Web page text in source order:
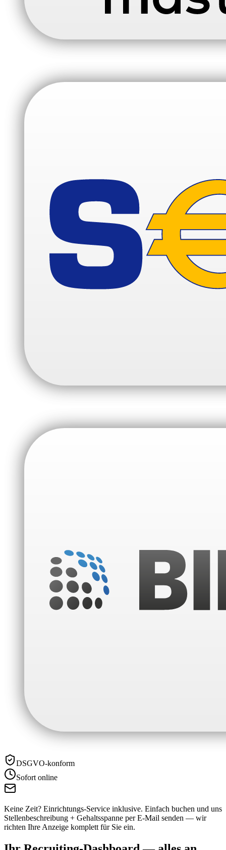
DSGVO-konform
Sofort online
Keine Zeit? Einrichtungs-Service inklusive. Einfach buchen und uns
Stellenbeschreibung + Gehaltsspanne per E-Mail senden — wir
richten Ihre Anzeige komplett für Sie ein.